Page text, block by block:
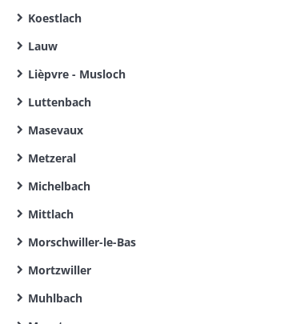
Koestlach
Lauw
Lièpvre - Musloch
Luttenbach
Masevaux
Metzeral
Michelbach
Mittlach
Morschwiller-le-Bas
Mortzwiller
Muhlbach